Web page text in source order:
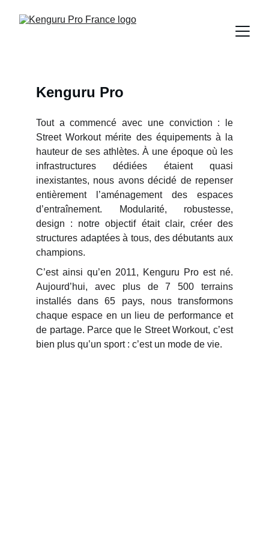
Kenguru Pro
Tout a commencé avec une conviction : le
Street Workout mérite des équipements à la
hauteur de ses athlètes. À une époque où les
infrastructures dédiées étaient quasi
inexistantes, nous avons décidé de repenser
entièrement l’aménagement des espaces
d’entraînement. Modularité, robustesse,
design : notre objectif était clair, créer des
structures adaptées à tous, des débutants aux
champions.
C’est ainsi qu’en 2011, Kenguru Pro est né.
Aujourd’hui, avec plus de 7 500 terrains
installés dans 65 pays, nous transformons
chaque espace en un lieu de performance et
de partage. Parce que le Street Workout, c’est
bien plus qu’un sport : c’est un mode de vie.